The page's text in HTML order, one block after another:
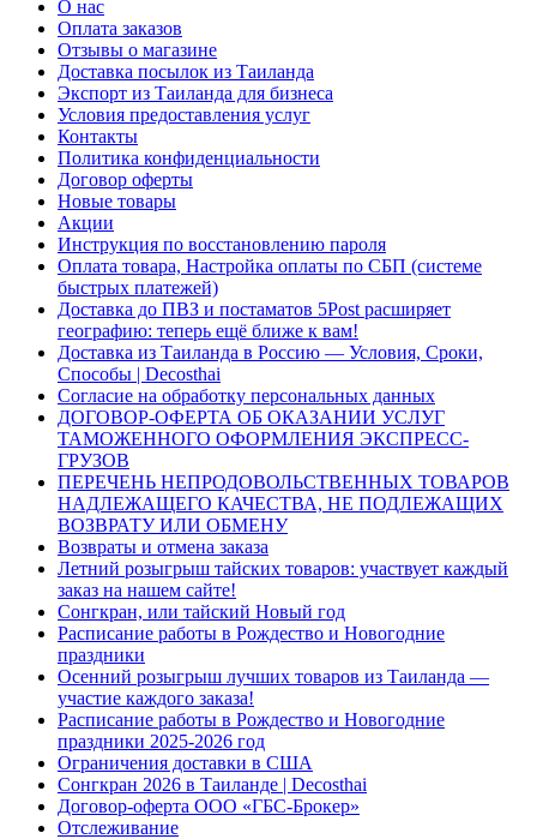
О нас
Оплата заказов
Отзывы о магазине
Доставка посылок из Таиланда
Экспорт из Таиланда для бизнеса
Условия предоставления услуг
Контакты
Политика конфиденциальности
Договор оферты
Новые товары
Акции
Инструкция по восстановлению пароля
Оплата товара, Настройка оплаты по СБП (системе
быстрых платежей)
Доставка до ПВЗ и постаматов 5Post расширяет
географию: теперь ещё ближе к вам!
Доставка из Таиланда в Россию — Условия, Сроки,
Способы | Decosthai
Согласие на обработку персональных данных
ДОГОВОР-ОФЕРТА ОБ ОКАЗАНИИ УСЛУГ
ТАМОЖЕННОГО ОФОРМЛЕНИЯ ЭКСПРЕСС-
ГРУЗОВ
ПЕРЕЧЕНЬ НЕПРОДОВОЛЬСТВЕННЫХ ТОВАРОВ
НАДЛЕЖАЩЕГО КАЧЕСТВА, НЕ ПОДЛЕЖАЩИХ
ВОЗВРАТУ ИЛИ ОБМЕНУ
Возвраты и отмена заказа
Летний розыгрыш тайских товаров: участвует каждый
заказ на нашем сайте!
Сонгкран, или тайский Новый год
Расписание работы в Рождество и Новогодние
праздники
Осенний розыгрыш лучших товаров из Таиланда —
участие каждого заказа!
Расписание работы в Рождество и Новогодние
праздники 2025-2026 год
Ограничения доставки в США
Сонгкран 2026 в Таиланде | Decosthai
Договор-оферта ООО «ГБС-Брокер»
Отслеживание